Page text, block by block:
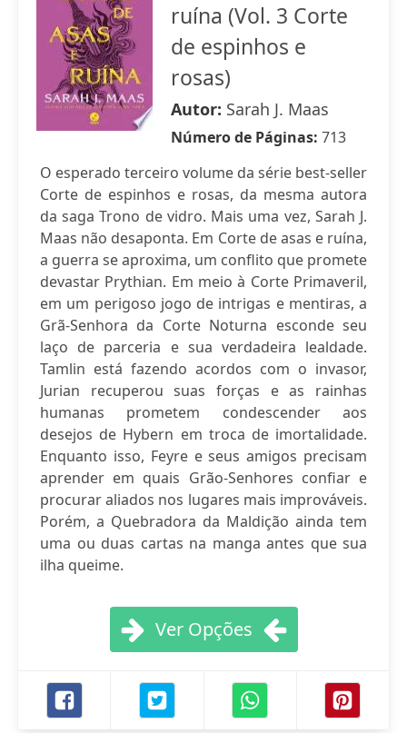
ruína (Vol. 3 Corte
de espinhos e
rosas)
Autor: Sarah J. Maas
Número de Páginas: 713
O esperado terceiro volume da série best-seller
Corte de espinhos e rosas, da mesma autora
da saga Trono de vidro. Mais uma vez, Sarah J.
Maas não desaponta. Em Corte de asas e ruína,
a guerra se aproxima, um conflito que promete
devastar Prythian. Em meio à Corte Primaveril,
em um perigoso jogo de intrigas e mentiras, a
Grã-Senhora da Corte Noturna esconde seu
laço de parceria e sua verdadeira lealdade.
Tamlin está fazendo acordos com o invasor,
Jurian recuperou suas forças e as rainhas
humanas prometem condescender aos
desejos de Hybern em troca de imortalidade.
Enquanto isso, Feyre e seus amigos precisam
aprender em quais Grão-Senhores confiar e
procurar aliados nos lugares mais improváveis.
Porém, a Quebradora da Maldição ainda tem
uma ou duas cartas na manga antes que sua
ilha queime.
Ver Opções